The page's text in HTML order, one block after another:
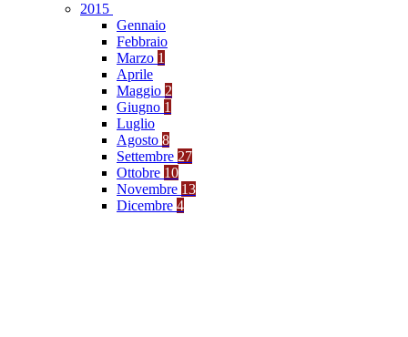
2015
Gennaio
Febbraio
Marzo 1
Aprile
Maggio 2
Giugno 1
Luglio
Agosto 8
Settembre 27
Ottobre 10
Novembre 13
Dicembre 4